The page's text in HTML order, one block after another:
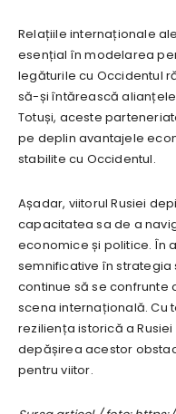
Relațiile internaționale
esențial în modelarea
legăturile cu Occidentul
să-și întărească
Totuși, aceste
pe deplin avantajele
stabilite cu Occidentul.
Așadar, viitorul Rusiei
capacitatea sa de a
economice și politice. În
semnificative în
continue să se confrunte
scena internațională. Cu
reziliența istorică a
depășirea acestor
pentru viitor.